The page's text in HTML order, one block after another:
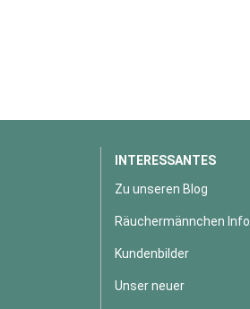
INTERESSANTES
Zu unseren Blog
Räuchermännchen Info
Kundenbilder
Unser neuer